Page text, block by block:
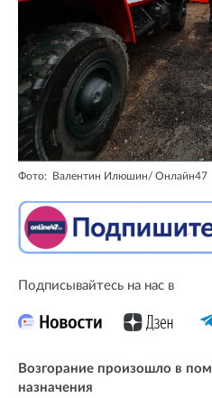
Фото: Валентин Илюшин/ Oнлайн47
Подписывайтесь на нас в
Возгорание произошло в
назначения